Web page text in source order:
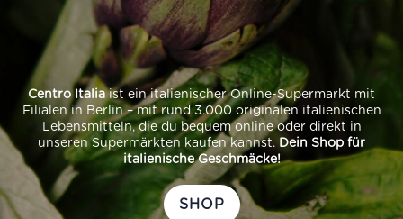
Centro Italiaist ein italienischer Online-Supermarkt mit
Filialen in Berlin – mit rund 3.000 originalen italienischen
Lebensmitteln, die du bequem online oder direkt in
unseren Supermärkten kaufen kannst. Dein Shop für
italienische Geschmäcke!
SHOP